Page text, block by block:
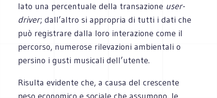
lato una percentuale della transazione user-
driver; dall’altro si appropria di tutti i dati che
può registrare dalla loro interazione come il
percorso, numerose rilevazioni ambientali o
persino i gusti musicali dell’utente.
Risulta evidente che, a causa del crescente